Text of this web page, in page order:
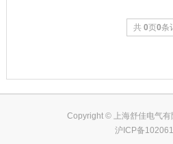
共0页0条
Copyright © 上海舒佳电气
沪ICP备